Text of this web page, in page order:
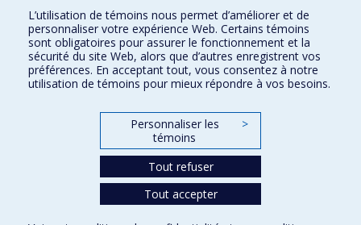
Nous trouver
Plan du site
Accessibilité
L’utilisation de témoins nous permet d’améliorer et de
personnaliser votre expérience Web. Certains témoins
sont obligatoires pour assurer le fonctionnement et la
sécurité du site Web, alors que d’autres enregistrent vos
préférences. En acceptant tout, vous consentez à notre
utilisation de témoins pour mieux répondre à vos besoins.
Personnaliser les
témoins
>
Tout refuser
Tout accepter